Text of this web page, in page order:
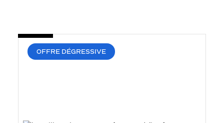
OFFRE DÉGRESSIVE